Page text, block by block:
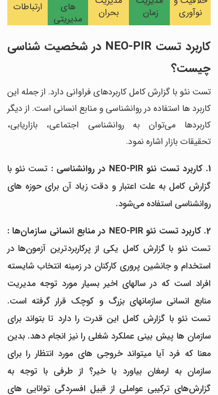
نوآوری
زمان
بحران
های
مدیریتی
ارتباطات
کاربرد تست NEO-PIR در شخصیت شناسی
چیست؟
تست نئو با گزارش کامل کاربردهای فراوانی دارد. از جمله این
کاربرد ها استفاده در روانشناسی و منابع انسانی است. از دیگر
کاربردها می‌توان به روانشناسی اجتماعی، بازاریابی،
تحقیقات بازار اشاره نمود.
1. کاربرد تست نئو NEO-PIR در روانشناسی :
تست نئو با
گزارش کامل به علت اعتبار و دقت زیاد آن برای حوزه های
روانشناسی استفاده می‌شود.
2. کاربرد تست نئو NEO-PIR در منابع انسانی سازمان‌ها :
تست نئو با گزارش کامل یکی از پرکاربردترین آزمون‌ها در
استخدام و جانشین پروری کارکنان در زمینه انتخاب شایسته
افراد است که در سالهای اخیر بسیار مورد توجه مدیریت
منابع انسانی سازمانهای بزرگ و کوچک قرار گرفته است.
تست نئو با گزارش کامل این قدرت را دارد تا بتواند برای
سازمان ها پیش بینی عملکرد شغلی را نیز انجام دهد. بدین
معنا که فرد آیا میتواند خروجی های مورد انتظار را برای
سازمان به ارمغان بیاورد یا خیر؟ از طرفی با توجه به
گزارش‌های ترکیبی عواملی از قبیل افسردگی توانایی های